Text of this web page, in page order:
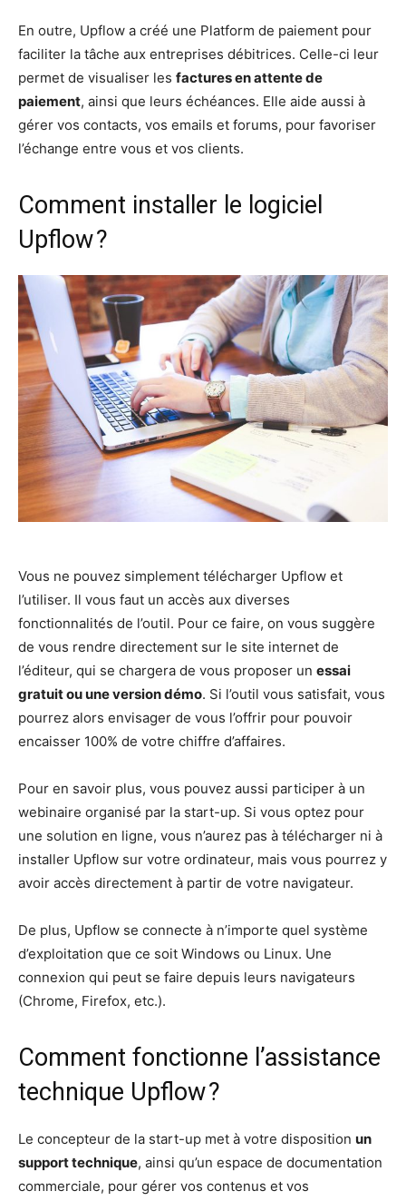
En outre, Upflow a créé une Platform de paiement pour
faciliter la tâche aux entreprises débitrices. Celle-ci leur
permet de visualiser les factures en attente de
paiement, ainsi que leurs échéances. Elle aide aussi à
gérer vos contacts, vos emails et forums, pour favoriser
l’échange entre vous et vos clients.
Comment installer le logiciel
Upflow ?
Vous ne pouvez simplement télécharger Upflow et
l’utiliser. Il vous faut un accès aux diverses
fonctionnalités de l’outil. Pour ce faire, on vous suggère
de vous rendre directement sur le site internet de
l’éditeur, qui se chargera de vous proposer un essai
gratuit ou une version démo. Si l’outil vous satisfait, vous
pourrez alors envisager de vous l’offrir pour pouvoir
encaisser 100% de votre chiffre d’affaires.
Pour en savoir plus, vous pouvez aussi participer à un
webinaire organisé par la start-up. Si vous optez pour
une solution en ligne, vous n’aurez pas à télécharger ni à
installer Upflow sur votre ordinateur, mais vous pourrez y
avoir accès directement à partir de votre navigateur.
De plus, Upflow se connecte à n’importe quel système
d’exploitation que ce soit Windows ou Linux. Une
connexion qui peut se faire depuis leurs navigateurs
(Chrome, Firefox, etc.).
Comment fonctionne l’assistance
technique Upflow ?
Le concepteur de la start-up met à votre disposition un
support technique, ainsi qu’un espace de documentation
commerciale, pour gérer vos contenus et vos